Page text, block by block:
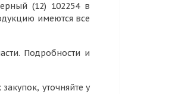
(12) 102254 в
имеются все
Подробности и
уточняйте у